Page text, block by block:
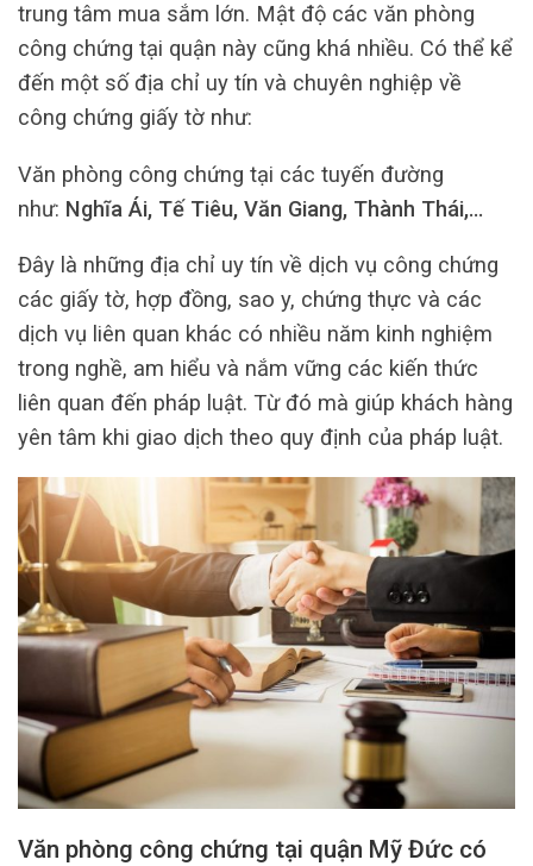
trung tâm mua sắm lớn. Mật độ các văn phòng
công chứng tại quận này cũng khá nhiều. Có thể kể
đến một số địa chỉ uy tín và chuyên nghiệp về
công chứng giấy tờ như:
Văn phòng công chứng tại các tuyến đường
như: Nghĩa Ái, Tế Tiêu, Văn Giang, Thành Thái,…
Đây là những địa chỉ uy tín về dịch vụ công chứng
các giấy tờ, hợp đồng, sao y, chứng thực và các
dịch vụ liên quan khác có nhiều năm kinh nghiệm
trong nghề, am hiểu và nắm vững các kiến thức
liên quan đến pháp luật. Từ đó mà giúp khách hàng
yên tâm khi giao dịch theo quy định của pháp luật.
Văn phòng công chứng tại quận Mỹ Đức có